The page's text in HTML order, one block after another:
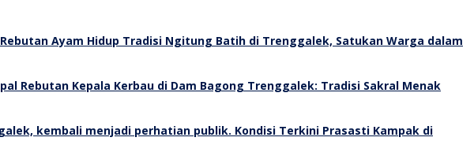
Rebutan Ayam Hidup Tradisi Ngitung Batih di Trenggalek, Satukan Warga dalam
Rebutan Kepala Kerbau di Dam Bagong Trenggalek: Tradisi Sakral Menak
Kondisi Terkini Prasasti Kampak di